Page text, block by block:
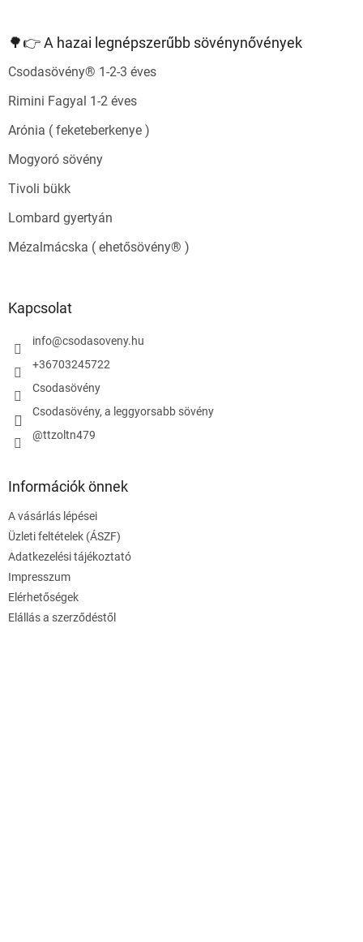
🌳👉 A hazai legnépszerűbb sövénynővények
Csodasövény® 1-2-3 éves
Rimini Fagyal 1-2 éves
Arónia ( feketeberkenye )
Mogyoró sövény
Tivoli bükk
Lombard gyertyán
Mézalmácska ( ehetősövény® )
Kapcsolat
info@csodasoveny.hu
+36703245722
Csodasövény
Csodasövény, a leggyorsabb sövény
@ttzoltn479
Információk önnek
A vásárlás lépései
Üzleti feltételek (ÁSZF)
Adatkezelési tájékoztató
Impresszum
Elérhetőségek
Elállás a szerződéstől